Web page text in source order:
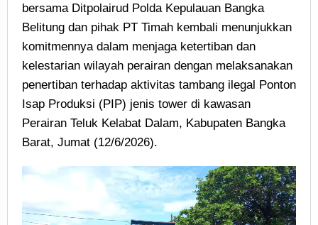
bersama Ditpolairud Polda Kepulauan Bangka
Belitung dan pihak PT Timah kembali menunjukkan
komitmennya dalam menjaga ketertiban dan
kelestarian wilayah perairan dengan melaksanakan
penertiban terhadap aktivitas tambang ilegal Ponton
Isap Produksi (PIP) jenis tower di kawasan
Perairan Teluk Kelabat Dalam, Kabupaten Bangka
Barat, Jumat (12/6/2026).